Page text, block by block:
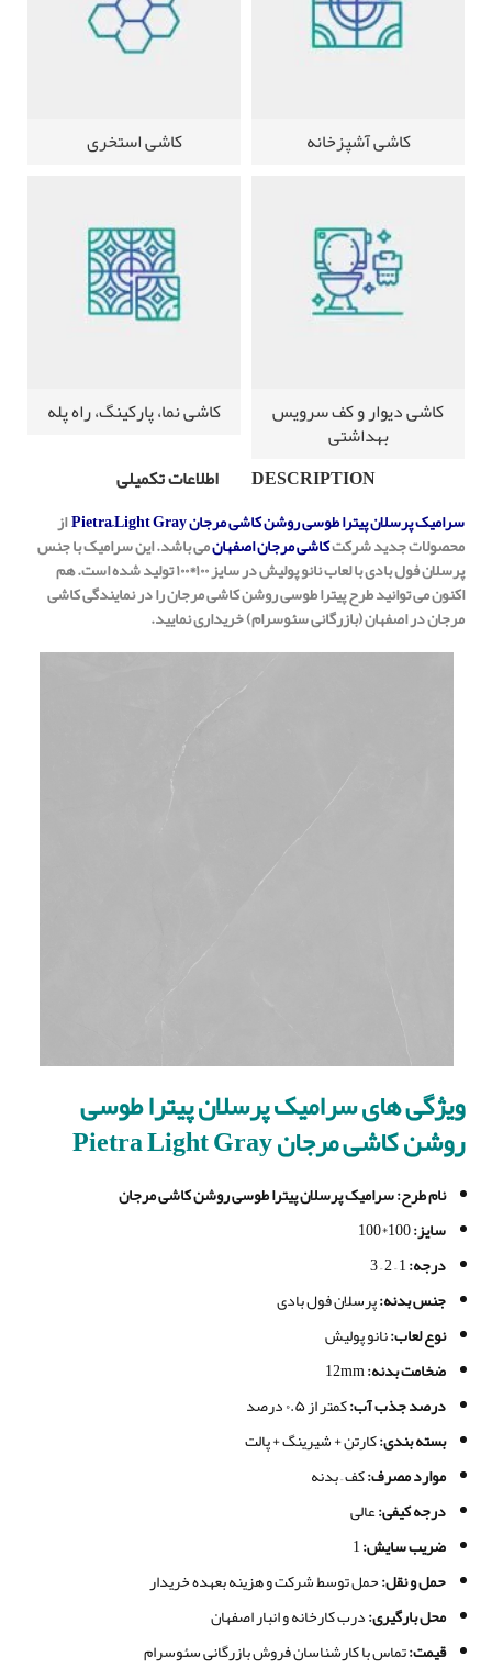
کاشی آشپزخانه کاشی استخری
کاشی دیوار و کف سرویس
بهداشتی
کاشی نما، پارکینگ، راه پله
DESCRIPTION
اطلاعات تکمیلی
سرامیک پرسلان پیترا طوسی روشن کاشی مرجان Pietra ِLight Gray از
محصولات جدید شرکتکاشی مرجان اصفهانمی باشد. این سرامیک با جنس
پرسلان فول بادی با لعاب نانو پولیش در سایز ۱۰۰*۱۰۰ تولید شده است. هم
اکنون می توانید طرح پیترا طوسی روشن کاشی مرجان را در نمایندگی کاشی
مرجان در اصفهان (بازرگانی سئوسرام) خریداری نمایید.
ویژگی هایسرامیک پرسلان پیترا طوسی
روشن کاشی مرجان Pietra Light Gray
نام طرح: سرامیک پرسلان پیترا طوسی روشن کاشی مرجان
سایز:
درجه:
1 – 2 – 3
جنس بدنه:پرسلان فول بادی
نوع لعاب:نانو پولیش
ضخامت بدنه:
درصد جذب آب:کمتر از ۰.۵ درصد
بسته بندی:کارتن + شیرینگ + پالت
موارد مصرف:کف – بدنه
درجه کیفی:عالی
ضریب سایش:
حمل و نقل:حمل توسط شرکت و هزینه بعهده خریدار
محل بارگیری:درب کارخانه و انبار اصفهان
قیمت:تماس با کارشناسان فروش بازرگانی سئوسرام